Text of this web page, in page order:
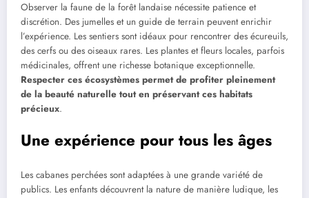
Observer la faune de la forêt landaise nécessite patience et
discrétion. Des jumelles et un guide de terrain peuvent enrichir
l’expérience. Les sentiers sont idéaux pour rencontrer des écureuils,
des cerfs ou des oiseaux rares. Les plantes et fleurs locales, parfois
médicinales, offrent une richesse botanique exceptionnelle.
Respecter ces écosystèmes permet de profiter pleinement
de la beauté naturelle tout en préservant ces habitats
précieux.
Une expérience pour tous les âges
Les cabanes perchées sont adaptées à une grande variété de
publics. Les enfants découvrent la nature de manière ludique, les